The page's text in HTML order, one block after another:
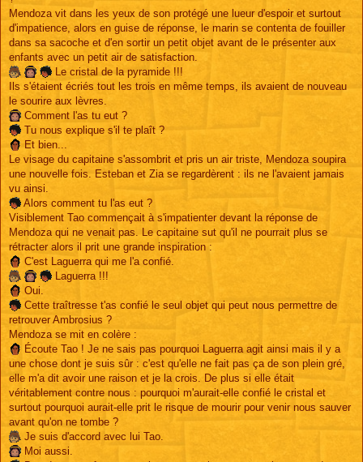
Mendoza vit dans les yeux de son protégé une lueur d'espoir et surtout
d'impatience, alors en guise de réponse, le marin se contenta de fouiller
dans sa sacoche et d'en sortir un petit objet avant de le présenter aux
enfants avec un petit air de satisfaction.
Le cristal de la pyramide !!!
Ils s'étaient écriés tout les trois en même temps, ils avaient de nouveau
le sourire aux lèvres.
Comment l'as tu eut ?
Tu nous explique s'il te plaît ?
Et bien...
Le visage du capitaine s'assombrit et pris un air triste, Mendoza soupira
une nouvelle fois. Esteban et Zia se regardèrent : ils ne l'avaient jamais
vu ainsi.
Alors comment tu l'as eut ?
Visiblement Tao commençait à s'impatienter devant la réponse de
Mendoza qui ne venait pas. Le capitaine sut qu'il ne pourrait plus se
rétracter alors il prit une grande inspiration :
C'est Laguerra qui me l'a confié.
Laguerra !!!
Oui.
Cette traîtresse t'as confié le seul objet qui peut nous permettre de
retrouver Ambrosius ?
Mendoza se mit en colère :
Écoute Tao ! Je ne sais pas pourquoi Laguerra agit ainsi mais il y a
une chose dont je suis sûr : c'est qu'elle ne fait pas ça de son plein gré,
elle m'a dit avoir une raison et je la crois. De plus si elle était
véritablement contre nous : pourquoi m'aurait-elle confié le cristal et
surtout pourquoi aurait-elle prit le risque de mourir pour venir nous sauver
avant qu'on ne tombe ?
Je suis d'accord avec lui Tao.
Moi aussi.